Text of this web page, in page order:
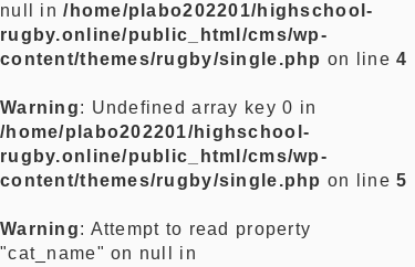
全国チーム紹介
プライバシーポリシー
お問い合わせ
null in/home/plabo202201/highschool-
rugby.online/public_html/cms/wp-
content/themes/rugby/single.php on line4
Warning: Undefined array key 0 in
/home/plabo202201/highschool-
rugby.online/public_html/cms/wp-
content/themes/rugby/single.php on line5
Warning: Attempt to read property
"cat_name" on null in